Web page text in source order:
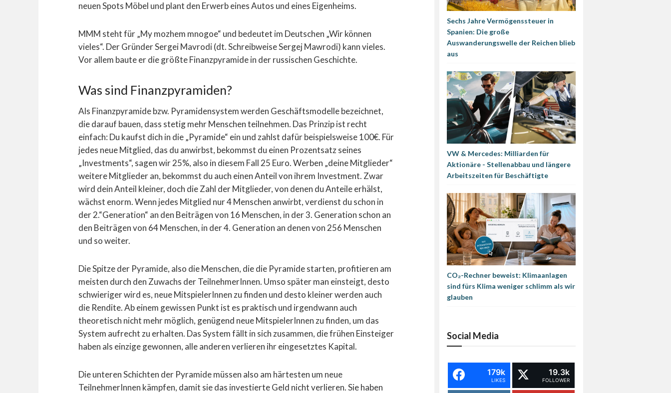
neuen Spots Möbel und plant den Erwerb eines Autos und eines Eigenheims.
MMM steht für „My mozhem mnogoe“ und bedeutet im Deutschen „Wir können
vieles“. Der Gründer Sergei Mavrodi (dt. Schreibweise Sergej Mawrodi) kann vieles.
Vor allem baute er die größte Finanzpyramide in der russischen Geschichte.
Was sind Finanzpyramiden?
Als Finanzpyramide bzw. Pyramidensystem werden Geschäftsmodelle bezeichnet,
die darauf bauen, dass stetig mehr Menschen teilnehmen. Das Prinzip ist recht
einfach: Du kaufst dich in die „Pyramide“ ein und zahlst dafür beispielsweise 100€. Für
jedes neue Mitglied, das du anwirbst, bekommst du einen Prozentsatz seines
„Investments“, sagen wir 25%, also in diesem Fall 25 Euro. Werben „deine Mitglieder“
weitere Mitglieder an, bekommst du auch einen Anteil von ihrem Investment. Zwar
wird dein Anteil kleiner, doch die Zahl der Mitglieder, von denen du Anteile erhälst,
wächst enorm. Wenn jedes Mitglied nur 4 Menschen anwirbt, verdienst du schon in
der 2.“Generation“ an den Beiträgen von 16 Menschen, in der 3. Generation schon an
den Beiträgen von 64 Menschen, in der 4. Generation an denen von 256 Menschen
und so weiter.
Die Spitze der Pyramide, also die Menschen, die die Pyramide starten, profitieren am
meisten durch den Zuwachs der TeilnehmerInnen. Umso später man einsteigt, desto
schwieriger wird es, neue MitspielerInnen zu finden und desto kleiner werden auch
die Rendite. Ab einem gewissen Punkt ist es praktisch und irgendwann auch
theoretisch nicht mehr möglich, genügend neue MitspielerInnen zu finden, um das
System aufrecht zu erhalten. Das System fällt in sich zusammen, die frühen Einsteiger
haben als einzige gewonnen, alle anderen verlieren ihr eingesetztes Kapital.
Die unteren Schichten der Pyramide müssen also am härtesten um neue
TeilnehmerInnen kämpfen, damit sie das investierte Geld nicht verlieren. Sie haben
Sechs Jahre Vermögenssteuer in
Spanien: Die große
Auswanderungswelle der Reichen blieb
aus
VW & Mercedes: Milliarden für
Aktionäre - Stellenabbau und längere
Arbeitszeiten für Beschäftigte
CO₂-Rechner beweist: Klimaanlagen
sind fürs Klima weniger schlimm als wir
glauben
Social Media
179k
LIKES
19.3k
FOLLOWER